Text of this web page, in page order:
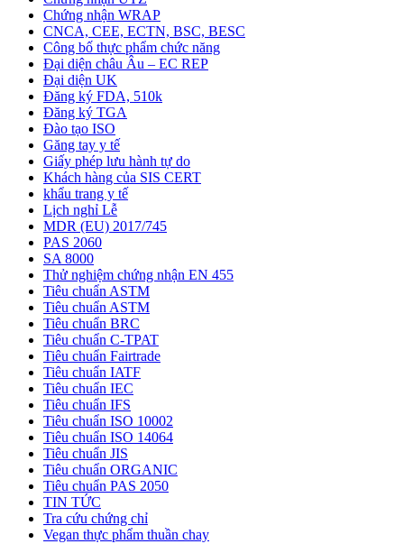
Chứng nhận WRAP
CNCA, CEE, ECTN, BSC, BESC
Công bố thực phẩm chức năng
Đại diện châu Âu – EC REP
Đại diện UK
Đăng ký FDA, 510k
Đăng ký TGA
Đào tạo ISO
Găng tay y tế
Giấy phép lưu hành tự do
Khách hàng của SIS CERT
khẩu trang y tế
Lịch nghỉ Lễ
MDR (EU) 2017/745
PAS 2060
SA 8000
Thử nghiệm chứng nhận EN 455
Tiêu chuẩn ASTM
Tiêu chuẩn ASTM
Tiêu chuẩn BRC
Tiêu chuẩn C-TPAT
Tiêu chuẩn Fairtrade
Tiêu chuẩn IATF
Tiêu chuẩn IEC
Tiêu chuẩn IFS
Tiêu chuẩn ISO 10002
Tiêu chuẩn ISO 14064
Tiêu chuẩn JIS
Tiêu chuẩn ORGANIC
Tiêu chuẩn PAS 2050
TIN TỨC
Tra cứu chứng chỉ
Vegan thực phẩm thuần chay